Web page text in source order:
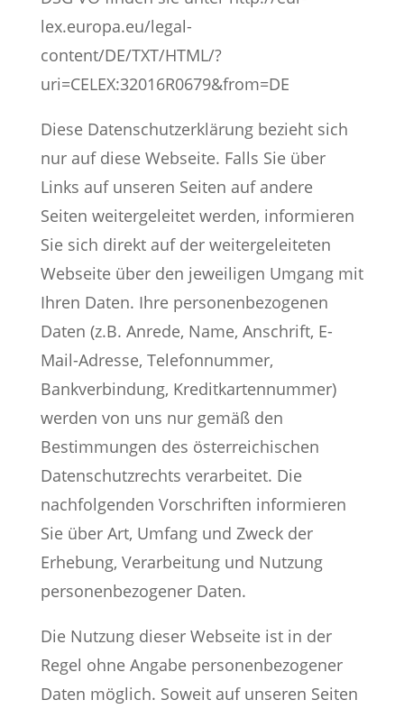
lex.europa.eu/legal-
content/DE/TXT/HTML/?
uri=CELEX:32016R0679&from=DE
Diese Datenschutzerklärung bezieht sich
nur auf diese Webseite. Falls Sie über
Links auf unseren Seiten auf andere
Seiten weitergeleitet werden, informieren
Sie sich direkt auf der weitergeleiteten
Webseite über den jeweiligen Umgang mit
Ihren Daten. Ihre personenbezogenen
Daten (z.B. Anrede, Name, Anschrift, E-
Mail-Adresse, Telefonnummer,
Bankverbindung, Kreditkartennummer)
werden von uns nur gemäß den
Bestimmungen des österreichischen
Datenschutzrechts verarbeitet. Die
nachfolgenden Vorschriften informieren
Sie über Art, Umfang und Zweck der
Erhebung, Verarbeitung und Nutzung
personenbezogener Daten.
Die Nutzung dieser Webseite ist in der
Regel ohne Angabe personenbezogener
Daten möglich. Soweit auf unseren Seiten